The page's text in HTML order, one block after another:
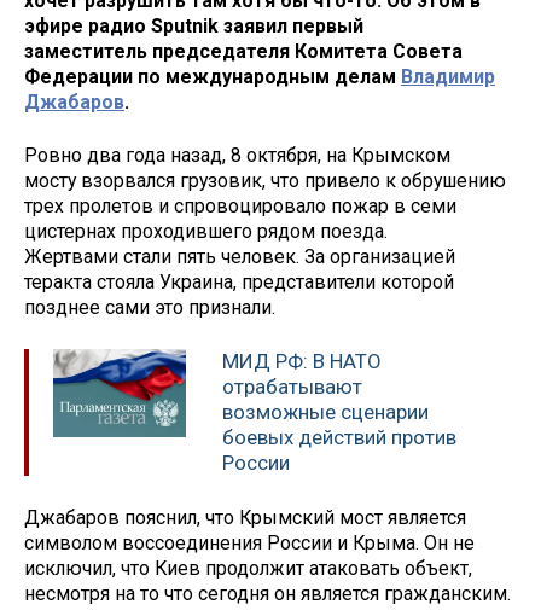
эфире радио Sputnik заявил первый
заместитель председателя Комитета Совета
Федерации по международным делам Владимир
Джабаров.
Ровно два года назад, 8 октября, на Крымском
мосту взорвался грузовик, что привело к обрушению
трех пролетов и спровоцировало пожар в семи
цистернах проходившего рядом поезда.
Жертвами стали пять человек. За организацией
теракта стояла Украина, представители которой
позднее сами это признали.
МИД РФ: В НАТО
отрабатывают
возможные сценарии
боевых действий против
России
Джабаров пояснил, что Крымский мост является
символом воссоединения России и Крыма. Он не
исключил, что Киев продолжит атаковать объект,
несмотря на то что сегодня он является гражданским.